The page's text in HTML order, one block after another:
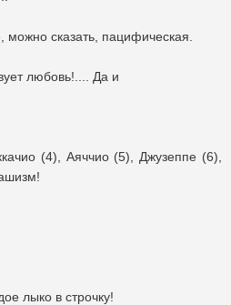
сказать, пацифическая.
любовь!.... Да и
(4), Аяччио (5), Джузеппе (6),
лыко в строчку!